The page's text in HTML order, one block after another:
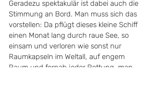
Geradezu spektakulär ist dabei auch die
Stimmung an Bord. Man muss sich das
vorstellen: Da pflügt dieses kleine Schiff
einen Monat lang durch raue See, so
einsam und verloren wie sonst nur
Raumkapseln im Weltall, auf engem
Raum und fernab jeder Rettung, man